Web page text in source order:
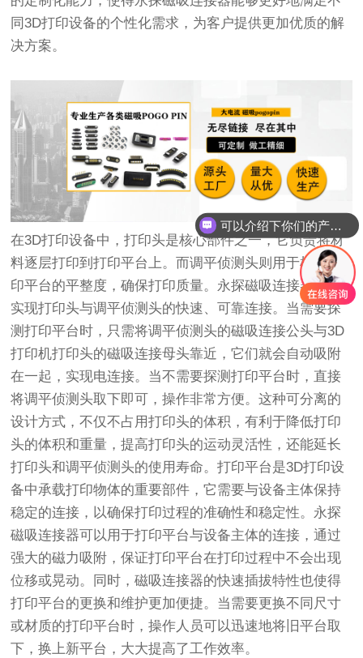
同3D打印设备的个性化需求，为客户提供更加优质的解
决方案。
在3D打印设备中，打印头是核心部件之一，它负责将材
料逐层打印到打印平台上。而调平侦测头则用于检测打
印平台的平整度，确保打印质量。永探磁吸连接器可以
实现打印头与调平侦测头的快速、可靠连接。当需要探
测打印平台时，只需将调平侦测头的磁吸连接公头与3D
打印机打印头的磁吸连接母头靠近，它们就会自动吸附
在一起，实现电连接。当不需要探测打印平台时，直接
将调平侦测头取下即可，操作非常方便。这种可分离的
设计方式，不仅不占用打印头的体积，有利于降低打印
头的体积和重量，提高打印头的运动灵活性，还能延长
打印头和调平侦测头的使用寿命。打印平台是3D打印设
备中承载打印物体的重要部件，它需要与设备主体保持
稳定的连接，以确保打印过程的准确性和稳定性。永探
磁吸连接器可以用于打印平台与设备主体的连接，通过
强大的磁力吸附，保证打印平台在打印过程中不会出现
位移或晃动。同时，磁吸连接器的快速插拔特性也使得
打印平台的更换和维护更加便捷。当需要更换不同尺寸
或材质的打印平台时，操作人员可以迅速地将旧平台取
下，换上新平台，大大提高了工作效率。
可以介绍下你们的产品么